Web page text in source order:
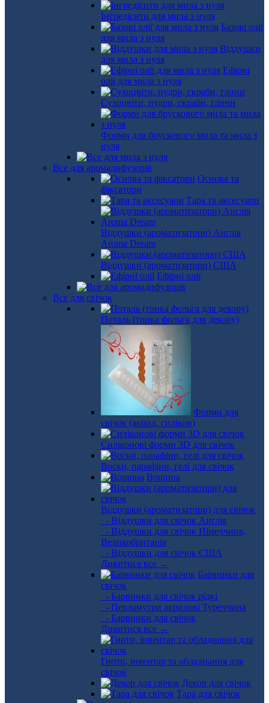
Інгредієнти для мила з нуля
Базові олії
для мила з нуля
Віддушки
для мила з нуля
Ефірні
олії для мила з нуля
Сухоцвіти, пудри, скраби, глини
Форми для брускового мила та мила з
нуля
Все для аромадифузорів
Основа та
фіксатори
Тара та аксесуари
Віддушки (ароматизатори) Англія
Aroma Dream
Віддушки (ароматизатори) США
Ефірні олії
Все для свічок
Поталь (тонка фольга для декору)
Форми для
свічок (акрил, силікон)
Силіконові форми 3D для свічок
Воски, парафіни, гелі для свічок
Вощина
Віддушки (ароматизатори) для свічок
- Віддушки для свічок Англія
- Віддушки для свічок Німеччина,
Великобританія
- Віддушки для свічок США
Дивитися все →
Барвники для
свічок
- Барвники для свічок рідкі
- Перламутри акрилові Туреччина
- Барвники для свічок
Дивитися все →
Гноти, інвентар та обладнання для
свічок
Декор для свічок
Тара для свічок